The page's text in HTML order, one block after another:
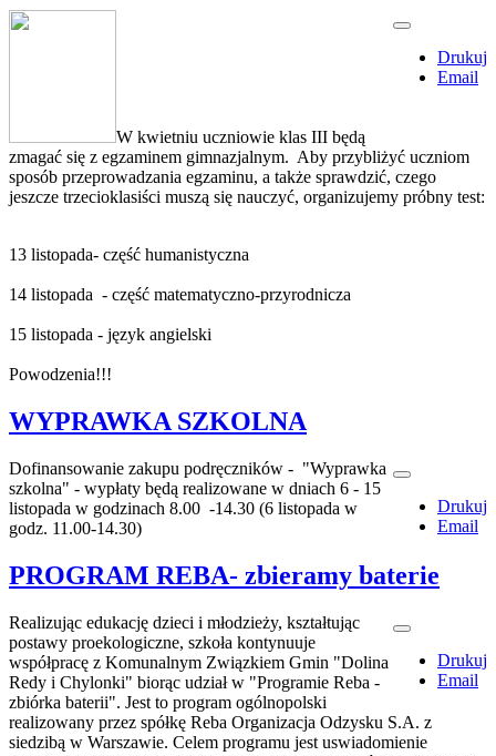
Drukuj
Email
W kwietniu uczniowie klas III będą
zmagać się z egzaminem gimnazjalnym. Aby przybliżyć uczniom
sposób przeprowadzania egzaminu, a także sprawdzić, czego
jeszcze trzecioklasiści muszą się nauczyć, organizujemy próbny test:
13 listopada- część humanistyczna
14 listopada - część matematyczno-przyrodnicza
15 listopada - język angielski
Powodzenia!!!
WYPRAWKA SZKOLNA
Drukuj
Email
Dofinansowanie zakupu podręczników - "Wyprawka
szkolna" - wypłaty będą realizowane w dniach 6 - 15
listopada w godzinach 8.00 -14.30 (6 listopada w
godz. 11.00-14.30)
PROGRAM REBA- zbieramy baterie
Drukuj
Email
Realizując edukację dzieci i młodzieży, kształtując
postawy proekologiczne, szkoła kontynuuje
współpracę z Komunalnym Związkiem Gmin "Dolina
Redy i Chylonki" biorąc udział w "Programie Reba -
zbiórka baterii". Jest to program ogólnopolski
realizowany przez spółkę Reba Organizacja Odzysku S.A. z
siedzibą w Warszawie. Celem programu jest uswiadomienie